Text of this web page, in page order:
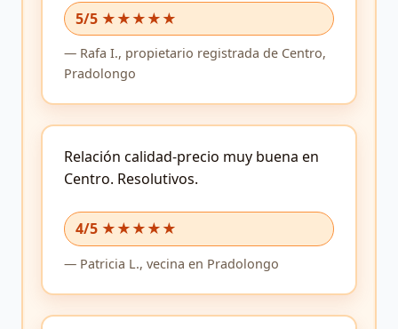
5/5 ★★★★★
— Rafa I., propietario registrada de Centro,
Pradolongo
4/5 ★★★★★
Relación calidad-precio muy buena en
Centro. Resolutivos.
— Patricia L., vecina en Pradolongo